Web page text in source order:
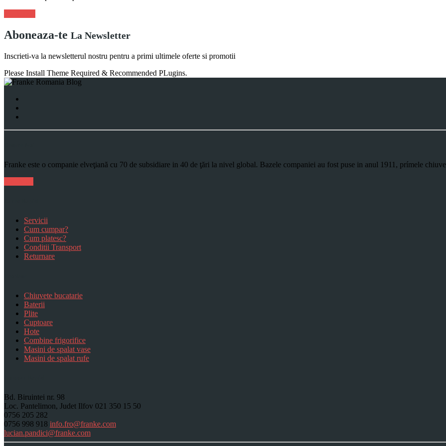
Aboneaza-te La Newsletter
Inscrieti-va la newsletterul nostru pentru a primi ultimele oferte si promotii
Please Install Theme Required & Recommended PLugins.
Franke este o companie elveţiană cu 70 de subsidiare in 40 de ţări la nivel global. Bazele companiei au fost puse in anul 1911, prímele
Servicii
Cum cumpar?
Cum platesc?
Conditii Transport
Returnare
Chiuvete bucatarie
Baterii
Plite
Cuptoare
Hote
Combine frigorifice
Masini de spalat vase
Masini de spalat rufe
Bd. Biruintei nr. 98
Loc. Pantelimon, Judet Ilfov 021 350 15 50
0756 205 282
0756 998 918 info.fro@franke.com
lucian.pandici@franke.com